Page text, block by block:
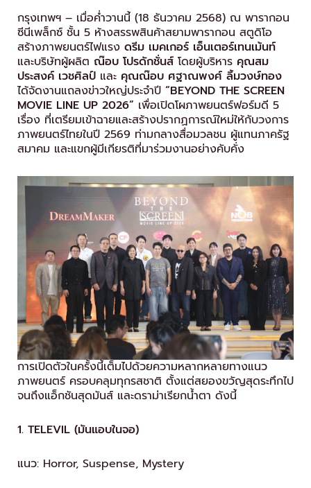
กรุงเทพฯ – เมื่อค่ำวานนี้ (18 ธันวาคม 2568) ณ พารากอน
ซีนีเพล็กซ์ ชั้น 5 ห้างสรรพสินค้าสยามพารากอน สตูดิโอ
สร้างภาพยนตร์ไฟแรง ดรีม เมคเกอร์ เอ็นเตอร์เทนเม้นท์
และบริษัทผู้ผลิต ณ๊อบ โปรดักชั่นส์ โดยผู้บริหาร คุณสม
ประสงค์ เวชศิลป์ และ คุณณ๊อบ ศฐาณพงศ์ ลิ้มวงษ์ทอง
ได้จัดงานแถลงข่าวใหญ่ประจำปี “BEYOND THE SCREEN
MOVIE LINE UP 2026” เพื่อเปิดโผภาพยนตร์ฟอร์มดี 5
เรื่อง ที่เตรียมเข้าฉายและสร้างปรากฏการณ์ใหม่ให้กับวงการ
ภาพยนตร์ไทยในปี 2569 ท่ามกลางสื่อมวลชน ผู้แทนภาครัฐ
สมาคม และแขกผู้มีเกียรติที่มาร่วมงานอย่างคับคั่ง
การเปิดตัวในครั้งนี้เต็มไปด้วยความหลากหลายทางแนว
ภาพยนตร์ ครอบคลุมทุกรสชาติ ตั้งแต่สยองขวัญสุดระทึกไป
จนถึงแอ็กชันสุดมันส์ และดราม่าเรียกน้ำตา ดังนี้
1. TELEVIL (มันแอบในจอ)
แนว: Horror, Suspense, Mystery